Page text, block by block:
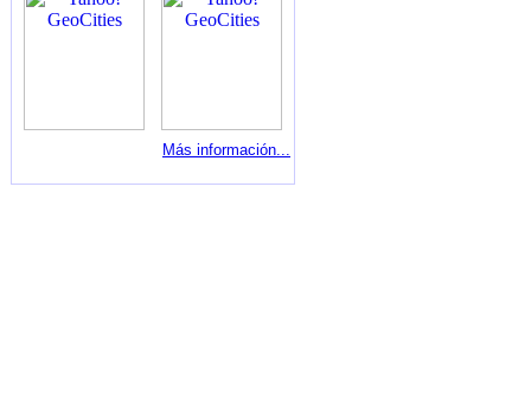
Más información...